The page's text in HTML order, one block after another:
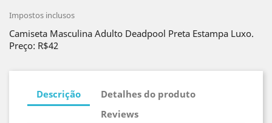
Impostos inclusos
Camiseta Masculina Adulto Deadpool Preta Estampa Luxo.
Preço: R$42
Descrição
Detalhes do produto
Reviews